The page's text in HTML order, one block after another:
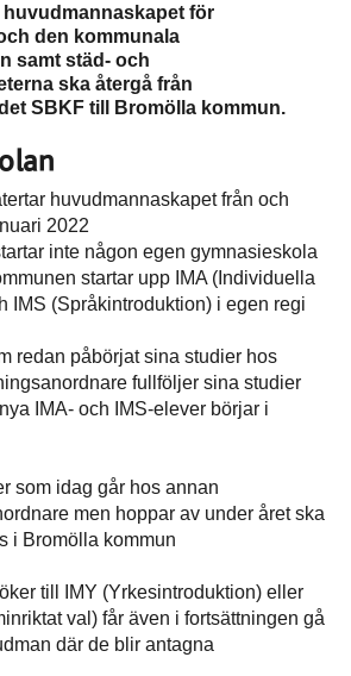
för
den kommunala
samt städ- och
ska återgå från
SBKF till Bromölla kommun.
huvudmannaskapet från och
2022
inte någon egen gymnasieskola
startar upp IMA (Individuella
IMS (Språkintroduktion) i egen regi
redan påbörjat sina studier hos
fullföljer sina studier
IMA- och IMS-elever börjar i
som idag går hos annan
men hoppar av under året ska
i Bromölla kommun
till IMY (Yrkesintroduktion) eller
val) får även i fortsättningen gå
där de blir antagna